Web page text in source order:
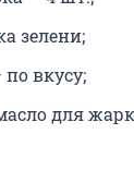
зелени;
вкусу;
для